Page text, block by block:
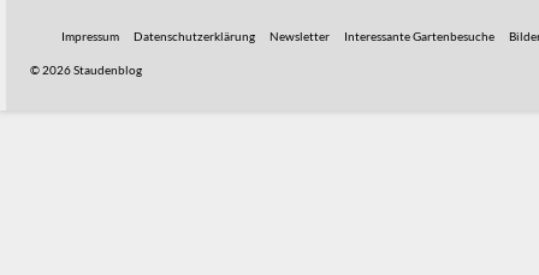
Impressum Datenschutzerklärung Newsletter Interessante Gartenbesuche
© 2026 Staudenblog